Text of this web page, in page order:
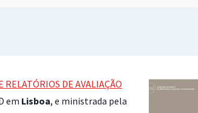
RELATÓRIOS DE AVALIAÇÃO
em Lisboa, e ministrada pela